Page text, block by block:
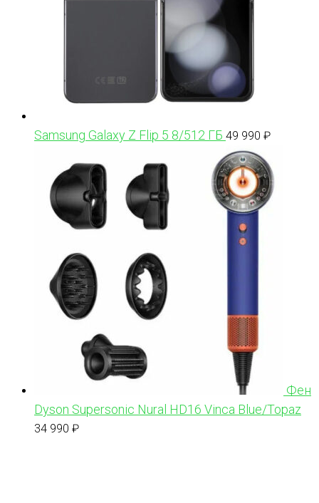
Samsung Galaxy Z Flip 5 8/512 ГБ 49 990 ₽
Фен
Dyson Supersonic Nural HD16 Vinca Blue/Topaz
34 990 ₽